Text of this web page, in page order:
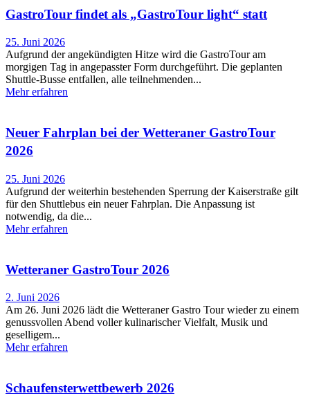
GastroTour findet als „GastroTour light“ statt
25. Juni 2026
Aufgrund der angekündigten Hitze wird die GastroTour am
morgigen Tag in angepasster Form durchgeführt. Die geplanten
Shuttle-Busse entfallen, alle teilnehmenden
Mehr erfahren
Neuer Fahrplan bei der Wetteraner GastroTour
2026
25. Juni 2026
Aufgrund der weiterhin bestehenden Sperrung der Kaiserstraße gilt
für den Shuttlebus ein neuer Fahrplan. Die Anpassung ist
notwendig, da die
Mehr erfahren
Wetteraner GastroTour 2026
2. Juni 2026
Am 26. Juni 2026 lädt die Wetteraner Gastro Tour wieder zu einem
genussvollen Abend voller kulinarischer Vielfalt, Musik und
geselligem
Mehr erfahren
Schaufensterwettbewerb 2026